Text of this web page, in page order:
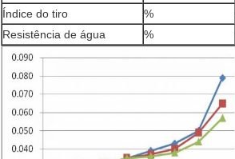
Índice do tiro
%
Resistência de água
%